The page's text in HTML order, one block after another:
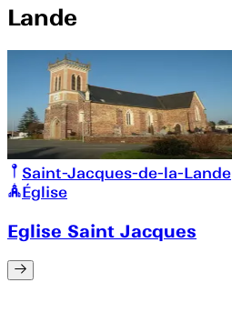
Lande
Saint-Jacques-de-la-Lande
Église
Eglise Saint Jacques